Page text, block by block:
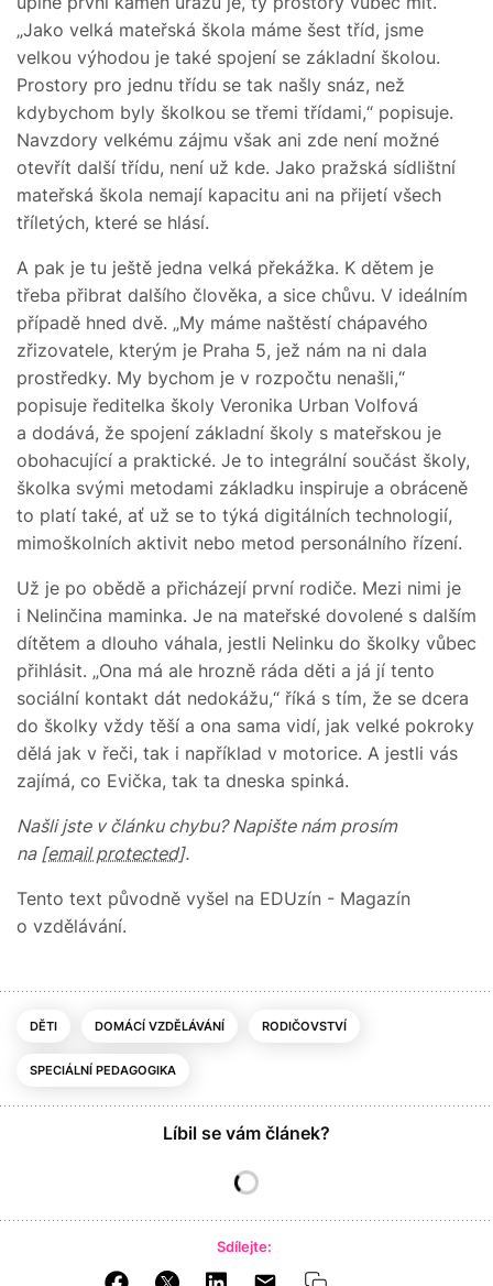
„Jako velká mateřská škola máme šest tříd, jsme
velkou výhodou je také spojení se základní školou.
Prostory pro jednu třídu se tak našly snáz, než
kdybychom byly školkou se třemi třídami,“ popisuje.
Navzdory velkému zájmu však ani zde není možné
otevřít další třídu, není už kde. Jako pražská sídlištní
mateřská škola nemají kapacitu ani na přijetí všech
tříletých, které se hlásí.
A pak je tu ještě jedna velká překážka. K dětem je
třeba přibrat dalšího člověka, a sice chůvu. V ideálním
případě hned dvě. „My máme naštěstí chápavého
zřizovatele, kterým je Praha 5, jež nám na ni dala
prostředky. My bychom je v rozpočtu nenašli,“
popisuje ředitelka školy Veronika Urban Volfová
a dodává, že spojení základní školy s mateřskou je
obohacující a praktické. Je to integrální součást školy,
školka svými metodami základku inspiruje a obráceně
to platí také, ať už se to týká digitálních technologií,
mimoškolních aktivit nebo metod personálního řízení.
Už je po obědě a přicházejí první rodiče. Mezi nimi je
i Nelinčina maminka. Je na mateřské dovolené s dalším
dítětem a dlouho váhala, jestli Nelinku do školky vůbec
přihlásit. „Ona má ale hrozně ráda děti a já jí tento
sociální kontakt dát nedokážu,“ říká s tím, že se dcera
do školky vždy těší a ona sama vidí, jak velké pokroky
dělá jak v řeči, tak i například v motorice. A jestli vás
zajímá, co Evička, tak ta dneska spinká.
Našli jste v článku chybu? Napište nám prosím
na [email protected].
Tento text původně vyšel na EDUzín - Magazín
o vzdělávání.
DĚTI DOMÁCÍ VZDĚLÁVÁNÍ RODIČOVSTVÍ
SPECIÁLNÍ PEDAGOGIKA
Líbil se vám článek?
Sdílejte: